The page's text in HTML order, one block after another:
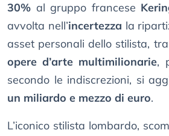
30% al gruppo francese
avvolta nell’incertezza la
asset personali dello stilista,
opere d’arte multimilionarie,
secondo le indiscrezioni, si
un miliardo e mezzo di euro.
L’iconico stilista lombardo,